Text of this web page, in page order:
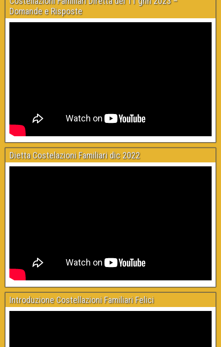
Domande e Risposte
Dietta Costelazioni Familiari dic 2022
Introduzione Costellazioni Familiari Felici